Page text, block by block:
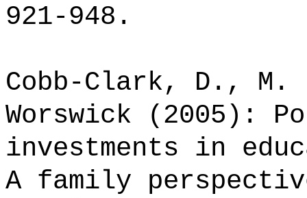
921-948.
Cobb-Clark, D., M.
Worswick (2005):
investments in
A family